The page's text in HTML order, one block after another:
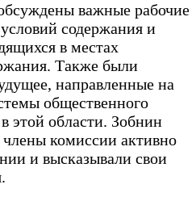
важные рабочие
содержания и
в местах
Также были
направленные на
общественного
этой области. Зобнин
комиссии активно
и высказывали свои